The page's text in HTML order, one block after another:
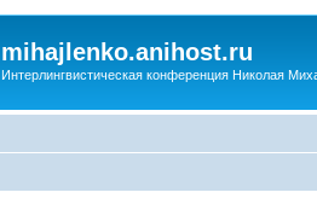
mihajlenko.anihost.ru
Интерлингвистическая конференция Николая